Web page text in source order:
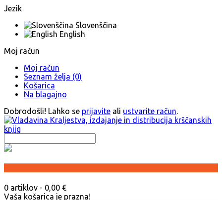
Jezik
Slovenščina
English
Moj račun
Moj račun
Seznam želja (0)
Košarica
Na blagajno
Dobrodošli! Lahko se prijavite ali ustvarite račun.
0 artiklov - 0,00 €
Vaša košarica je prazna!